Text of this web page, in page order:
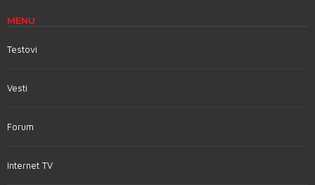
MENU
Testovi
Vesti
Forum
Internet TV